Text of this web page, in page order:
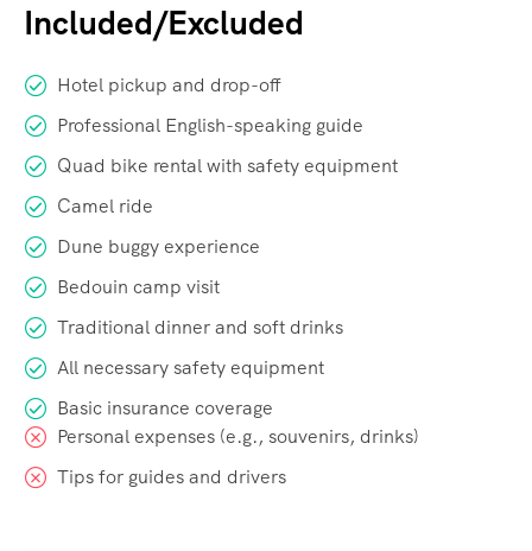
Included/Excluded
Hotel pickup and drop-off
Professional English-speaking guide
Quad bike rental with safety equipment
Camel ride
Dune buggy experience
Bedouin camp visit
Traditional dinner and soft drinks
All necessary safety equipment
Basic insurance coverage
Personal expenses (e.g., souvenirs, drinks)
Tips for guides and drivers